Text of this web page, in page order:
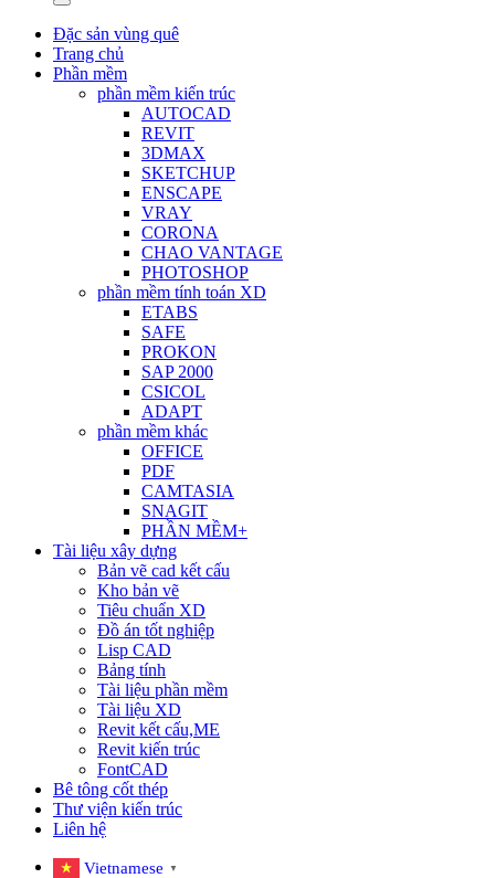
Đặc sản vùng quê
Trang chủ
Phần mềm
phần mềm kiến trúc
AUTOCAD
REVIT
3DMAX
SKETCHUP
ENSCAPE
VRAY
CORONA
CHAO VANTAGE
PHOTOSHOP
phần mềm tính toán XD
ETABS
SAFE
PROKON
SAP 2000
CSICOL
ADAPT
phần mềm khác
OFFICE
PDF
CAMTASIA
SNAGIT
PHẦN MỀM+
Tài liệu xây dựng
Bản vẽ cad kết cấu
Kho bản vẽ
Tiêu chuẩn XD
Đồ án tốt nghiệp
Lisp CAD
Bảng tính
Tài liệu phần mềm
Tài liệu XD
Revit kết cấu,ME
Revit kiến trúc
FontCAD
Bê tông cốt thép
Thư viện kiến trúc
Liên hệ
Vietnamese ▼